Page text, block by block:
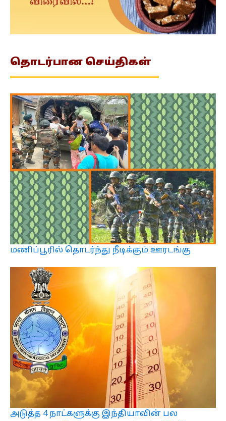
தொடர்பான செய்திகள்
மணிப்பூரில் தொடர்ந்து நீடிக்கும் ஊரடங்கு
அடுத்த 4 நாட்களுக்கு இந்தியாவின் பல